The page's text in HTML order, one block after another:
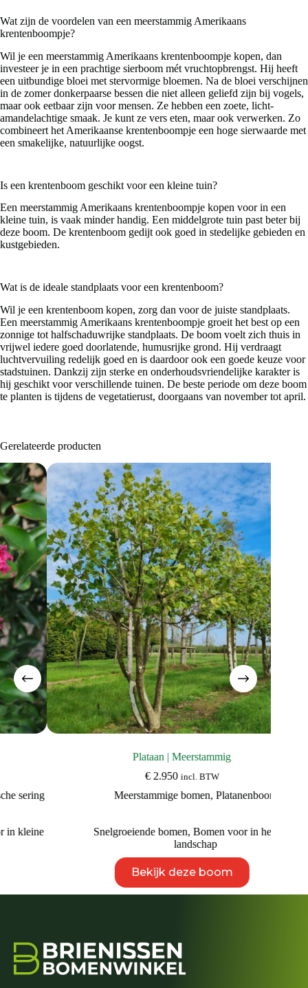
Wat zijn de voordelen van een meerstammig Amerikaans
krentenboompje?
Wil je een meerstammig Amerikaans krentenboompje kopen, dan
investeer je in een prachtige sierboom mét vruchtopbrengst. Hij heeft
een uitbundige bloei met stervormige bloemen. Na de bloei verschijnen
in de zomer donkerpaarse bessen die niet alleen geliefd zijn bij vogels,
maar ook eetbaar zijn voor mensen. Ze hebben een zoete, licht-
amandelachtige smaak. Je kunt ze vers eten, maar ook verwerken. Zo
combineert het Amerikaanse krentenboompje een hoge sierwaarde met
een smakelijke, natuurlijke oogst.
Is een krentenboom geschikt voor een kleine tuin?
Een meerstammig Amerikaans krentenboompje kopen voor in een
kleine tuin, is vaak minder handig. Een middelgrote tuin past beter bij
deze boom. De krentenboom gedijt ook goed in stedelijke gebieden en
kustgebieden.
Wat is de ideale standplaats voor een krentenboom?
Wil je een krentenboom kopen, zorg dan voor de juiste standplaats.
Een meerstammig Amerikaans krentenboompje groeit het best op een
zonnige tot halfschaduwrijke standplaats. De boom voelt zich thuis in
vrijwel iedere goed doorlatende, humusrijke grond. Hij verdraagt
luchtvervuiling redelijk goed en is daardoor ook een goede keuze voor
stadstuinen. Dankzij zijn sterke en onderhoudsvriendelijke karakter is
hij geschikt voor verschillende tuinen. De beste periode om deze boom
te planten is tijdens de vegetatierust, doorgaans van november tot april.
Gerelateerde producten
Plataan | Meerstammig
incl. BTW
Meerstammige bomen,Platanenboom
Snelgroeiende bomen,Bomen voor in het open
landschap
Bekijk deze boom
product
heeft
kan
gekozen
worden